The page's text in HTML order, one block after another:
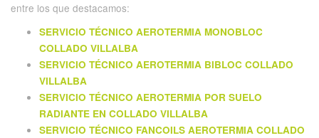
entre los que destacamos:
SERVICIO TÉCNICO AEROTERMIA MONOBLOC
COLLADO VILLALBA
SERVICIO TÉCNICO AEROTERMIA BIBLOC COLLADO
VILLALBA
SERVICIO TÉCNICO AEROTERMIA POR SUELO
RADIANTE EN COLLADO VILLALBA
SERVICIO TÉCNICO FANCOILS AEROTERMIA COLLADO